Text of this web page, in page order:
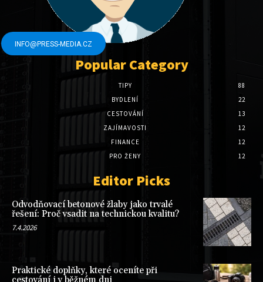
INFO@PRESS-MEDIA.CZ
Popular Category
TIPY
88
BYDLENÍ
22
CESTOVÁNÍ
13
ZAJÍMAVOSTI
12
FINANCE
12
PRO ŽENY
12
Editor Picks
Odvodňovací betonové žlaby jako trvalé
řešení: Proč vsadit na technickou kvalitu?
7.4.2026
Praktické doplňky, které oceníte při